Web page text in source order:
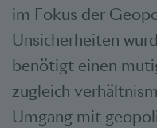
im Fokus der
Unsicherheiten
benötigt einen
zugleich
Umgang mit